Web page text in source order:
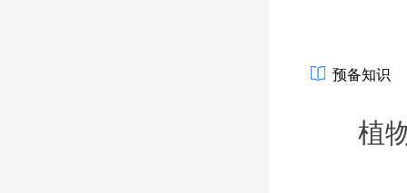
预备知识
植物